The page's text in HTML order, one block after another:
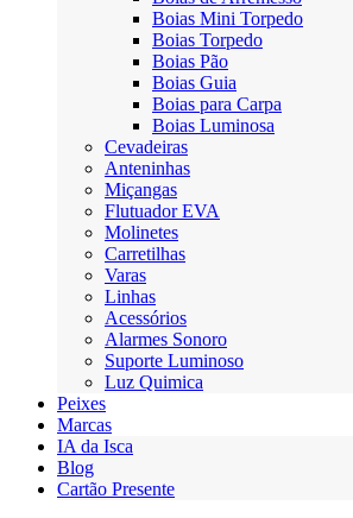
Boias Mini Torpedo
Boias Torpedo
Boias Pão
Boias Guia
Boias para Carpa
Boias Luminosa
Cevadeiras
Anteninhas
Miçangas
Flutuador EVA
Molinetes
Carretilhas
Varas
Linhas
Acessórios
Alarmes Sonoro
Suporte Luminoso
Luz Quimica
Peixes
Marcas
IA da Isca
Blog
Cartão Presente